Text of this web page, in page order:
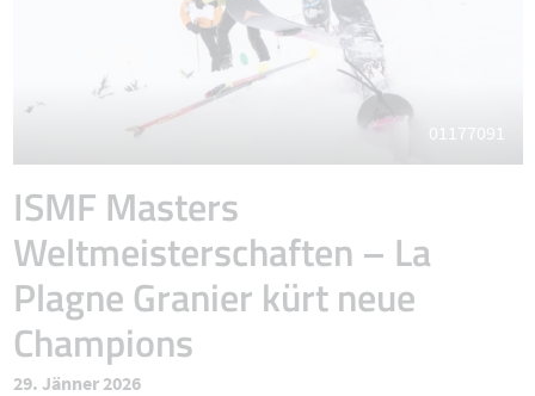
01177091
ISMF Masters
Weltmeisterschaften – La
Plagne Granier kürt neue
Champions
29. Jänner 2026